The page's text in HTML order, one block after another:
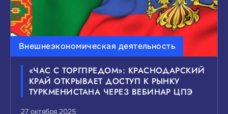
Внешнеэкономическая деятельность
«ЧАС С ТОРГПРЕДОМ»: КРАСНОДАРСКИЙ
КРАЙ ОТКРЫВАЕТ ДОСТУП К РЫНКУ
ТУРКМЕНИСТАНА ЧЕРЕЗ ВЕБИНАР ЦПЭ
27 октября 2025